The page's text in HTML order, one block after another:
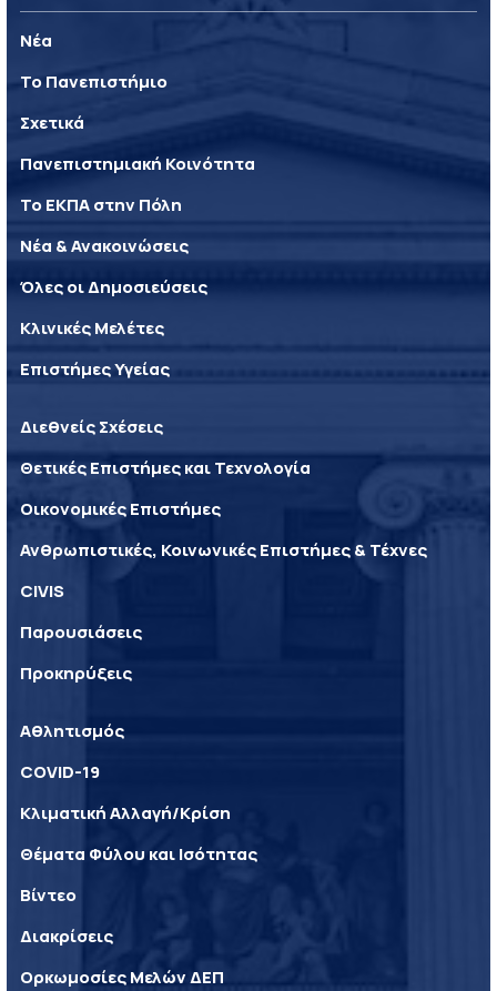
Νέα
Το Πανεπιστήμιο
Σχετικά
Πανεπιστημιακή Κοινότητα
Το ΕΚΠΑ στην Πόλη
Νέα & Ανακοινώσεις
Όλες οι Δημοσιεύσεις
Κλινικές Μελέτες
Επιστήμες Υγείας
Διεθνείς Σχέσεις
Θετικές Επιστήμες και Τεχνολογία
Οικονομικές Επιστήμες
Ανθρωπιστικές, Κοινωνικές Επιστήμες & Τέχνες
CIVIS
Παρουσιάσεις
Προκηρύξεις
Αθλητισμός
COVID-19
Κλιματική Αλλαγή/Κρίση
Θέματα Φύλου και Ισότητας
Βίντεο
Διακρίσεις
Ορκωμοσίες Μελών ΔΕΠ